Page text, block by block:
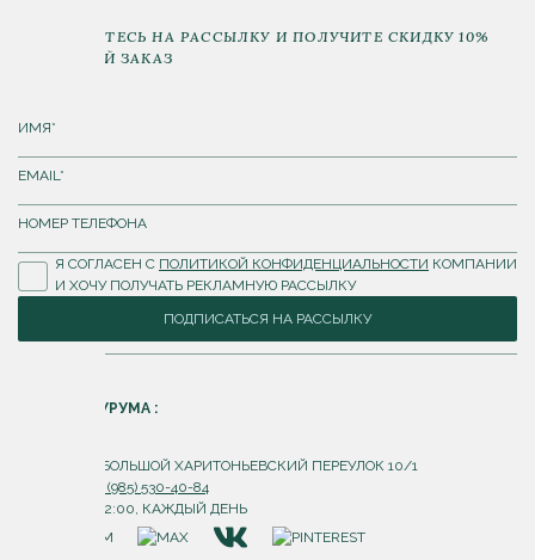
ПОДПИШИТЕСЬ НА РАССЫЛКУ И ПОЛУЧИТЕ СКИДКУ 10%
НА ПЕРВЫЙ ЗАКАЗ
Я СОГЛАСЕН С ПОЛИТИКОЙ КОНФИДЕНЦИАЛЬНОСТИ КОМПАНИИ
И ХОЧУ ПОЛУЧАТЬ РЕКЛАМНУЮ РАССЫЛКУ
ПОДПИСАТЬСЯ НА РАССЫЛКУ
АДРЕС ШОУРУМА :
Г. МОСКВА, БОЛЬШОЙ ХАРИТОНЬЕВСКИЙ ПЕРЕУЛОК 10/1
+7 (985) 530-40-84
С 10:00 ДО 22:00, КАЖДЫЙ ДЕНЬ